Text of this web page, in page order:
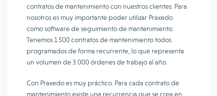
contratos de mantenimiento con nuestros clientes. Para
nosotros es muy importante poder utilizar Praxedo
como software de seguimiento de mantenimiento.
Tenemos 1.500 contratos de mantenimiento todos
programados de forma recurrente, lo que representa
un volumen de 3.000 órdenes de trabajo al año.
Con Praxedo es muy práctico. Para cada contrato de
mantenimiento existe una recurrencia que se crea en